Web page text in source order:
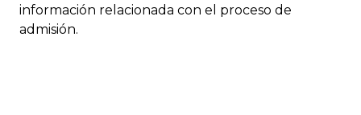
información relacionada con el proceso de
admisión.